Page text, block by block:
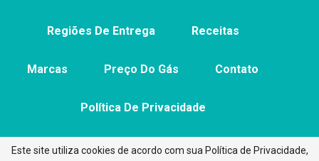
Regiões De Entrega Receitas
Marcas Preço Do Gás Contato
Política De Privacidade
Este site utiliza cookies de acordo com sua Política de Privacidade,